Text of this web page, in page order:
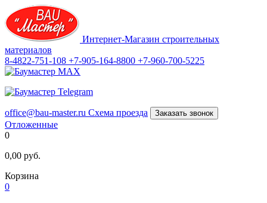
Интернет-Магазин строительных
материалов
8-4822-751-108 +7-905-164-8800 +7-960-700-5225
office@bau-master.ru Схема проезда Заказать звонок
Отложенные
0
0,00 руб.
Корзина
0